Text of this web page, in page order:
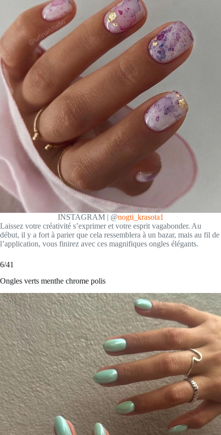
INSTAGRAM | @nogti_krasota1
Laissez votre créativité s’exprimer et votre esprit vagabonder. Au
début, il y a fort à parier que cela ressemblera à un bazar, mais au fil de
l’application, vous finirez avec ces magnifiques ongles élégants.
6/41
Ongles verts menthe chrome polis